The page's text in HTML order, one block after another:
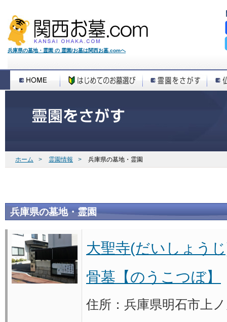
兵庫県の墓地・霊園 の 霊園/お墓は関西お墓.comへ
ホーム > 霊園情報 > 兵庫県の墓地・霊園
兵庫県の墓地・霊園
大聖寺(だいしょう
骨墓【のうこつぼ】
住所：兵庫県明石市上